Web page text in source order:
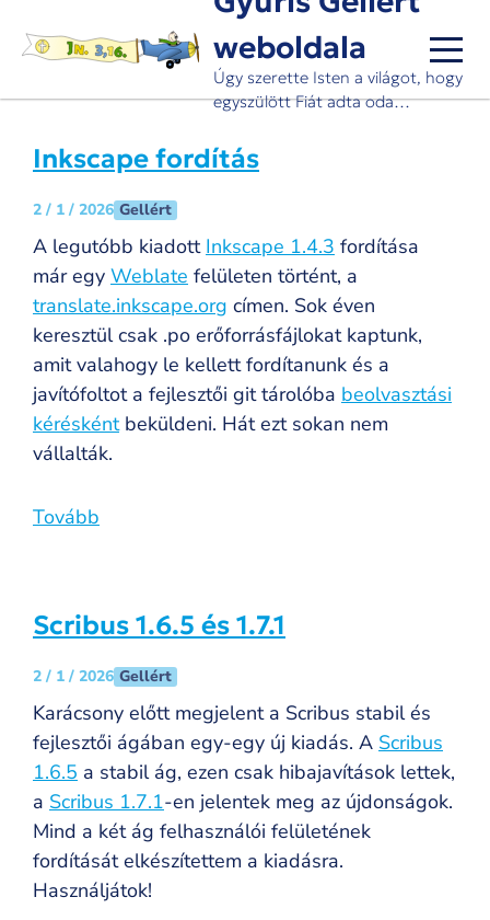
weboldala
Úgy szerette Isten a világot, hogy
egyszülött Fiát adta oda…
Inkscape fordítás
2 / 1 / 2026 Gellért
A legutóbb kiadott Inkscape 1.4.3 fordítása
már egy Weblate felületen történt, a
translate.inkscape.org címen. Sok éven
keresztül csak .po erőforrásfájlokat kaptunk,
amit valahogy le kellett fordítanunk és a
javítófoltot a fejlesztői git tárolóba beolvasztási
kéréskéntbeküldeni. Hát ezt sokan nem
vállalták.
Tovább
Scribus 1.6.5 és 1.7.1
2 / 1 / 2026 Gellért
Karácsony előtt megjelent a Scribus stabil és
fejlesztői ágában egy-egy új kiadás. A Scribus
1.6.5 a stabil ág, ezen csak hibajavítások lettek,
a Scribus 1.7.1-en jelentek meg az újdonságok.
Mind a két ág felhasználói felületének
fordítását elkészítettem a kiadásra.
Használjátok!